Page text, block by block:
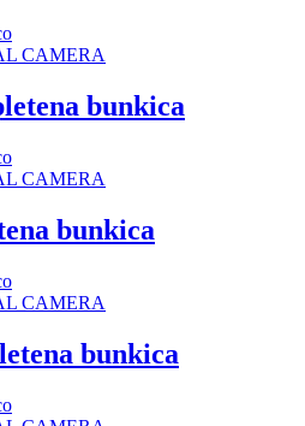
bunkica
bunkica
bunkica